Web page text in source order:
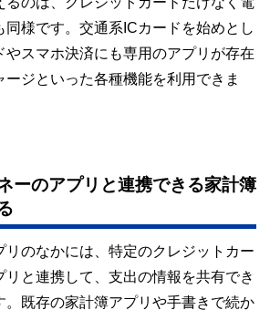
同様です。交通系ICカードを始めとし
やスマホ決済にも専用のアプリが存在
ージといった各種機能を利用できま
ーのアプリと連携できる家計簿
リのなかには、特定のクレジットカー
リと連携して、支出の情報を共有でき
。既存の家計簿アプリや手書きで続か